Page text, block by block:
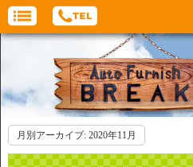
月別アーカイブ: 2020年11月